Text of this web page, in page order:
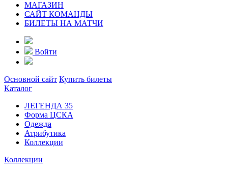
МАГАЗИН
САЙТ КОМАНДЫ
БИЛЕТЫ НА МАТЧИ
Войти
Основной сайт Купить билеты
Каталог
ЛЕГЕНДА 35
Форма ЦСКА
Одежда
Атрибутика
Коллекции
Коллекции